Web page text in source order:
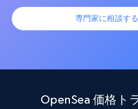
price, Currency, Sold, and more.
1.6K+ 181+
URL, Product id, Title, Product
Rating, Reviews count, Initial
専門家に相談する
OpenSea 価格ト